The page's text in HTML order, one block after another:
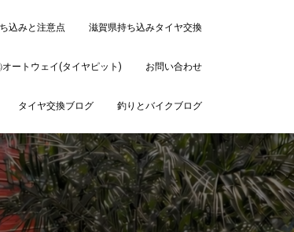
込みと注意点 滋賀県持ち込みタイヤ交換
オートウェイ(タイヤピット) お問い合わせ
タイヤ交換ブログ 釣りとバイクブログ